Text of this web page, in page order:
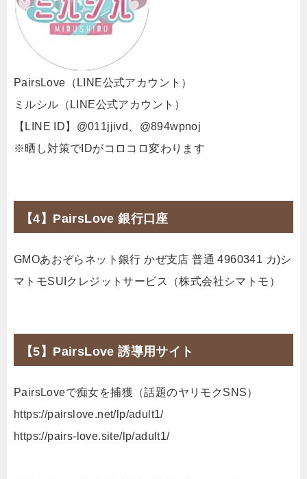
PairsLove（LINE公式アカウント）
ミルシル（LINE公式アカウント）
【LINE ID】@011jjivd、@894wpnoj
※晒し対策でIDがコロコロ変わります
【4】PairsLove 銀行口座
GMOあおぞらネット銀行 かぜ支店 普通 4960341 カ)シ
マトモSUIクレジットサービス（株式会社シマトモ）
【5】PairsLove 誘導用サイト
PairsLoveで痴女を捕獲（話題のヤリモクSNS）
https://pairslove.net/lp/adult1/
https://pairs-love.site/lp/adult1/